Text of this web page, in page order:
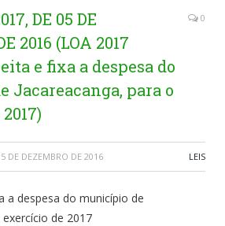
DE 05 DE
2016 (LOA 2017
e fixa a despesa do
Jacareacanga, para o
0
5 DE DEZEMBRO DE 2016 LEIS
a despesa do município de
de 2017